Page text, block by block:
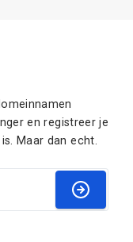
en registreer je
Maar dan echt.